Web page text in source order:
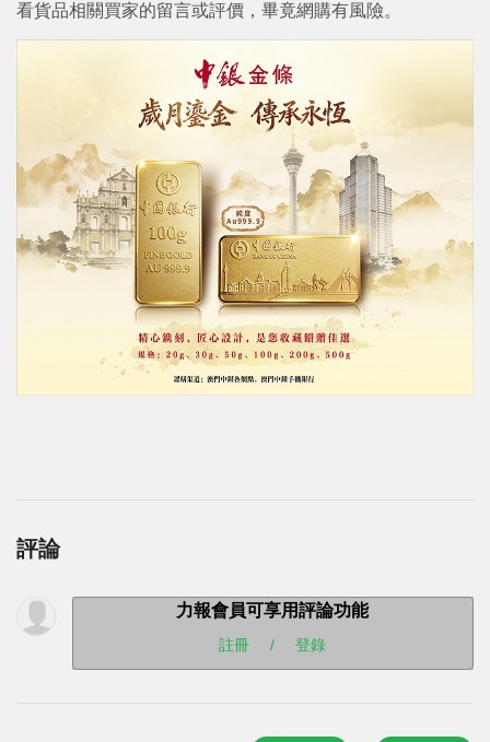
看貨品相關買家的留言或評價，畢竟網購有風險。
評論
力報會員可享用評論功能
註冊 / 登錄